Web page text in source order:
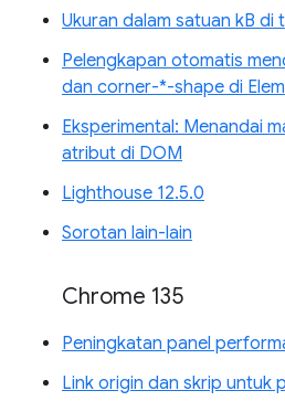
Ukuran dalam satuan kB di
Pelengkapan otomatis
dan corner-*-shape di
Eksperimental: Menandai
atribut di DOM
Lighthouse 12.5.0
Sorotan lain-lain
Chrome 135
Peningkatan panel
Link origin dan skrip untuk